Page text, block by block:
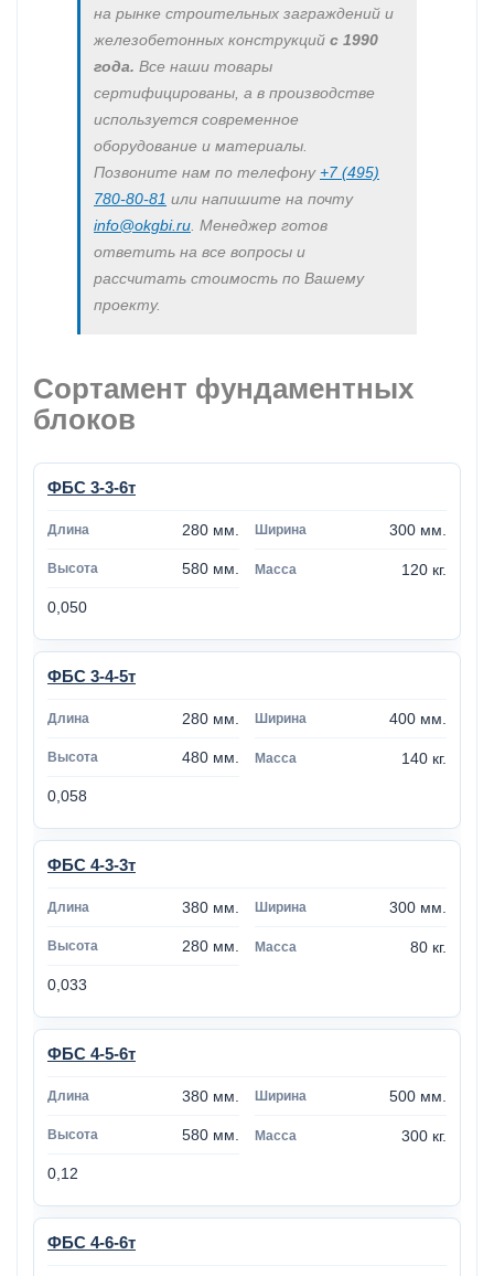
на рынке строительных заграждений и
железобетонных конструкций с 1990
года. Все наши товары
сертифицированы, а в производстве
используется современное
оборудование и материалы.
Позвоните нам по телефону+7 (495)
780-80-81 или напишите на почту
info@okgbi.ru . Менеджер готов
ответить на все вопросы и
рассчитать стоимость по Вашему
проекту.
Сортамент фундаментных
блоков
ФБС 3-3-6т
280 мм. 300 мм.
580 мм. 120 кг.
0,050
ФБС 3-4-5т
280 мм. 400 мм.
480 мм. 140 кг.
0,058
ФБС 4-3-3т
380 мм. 300 мм.
280 мм. 80 кг.
0,033
ФБС 4-5-6т
380 мм. 500 мм.
580 мм. 300 кг.
0,12
ФБС 4-6-6т